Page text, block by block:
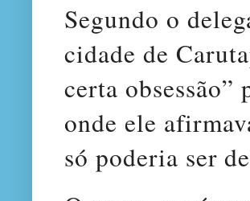
Segundo o
cidade de
certa
onde ele
só poderia ser